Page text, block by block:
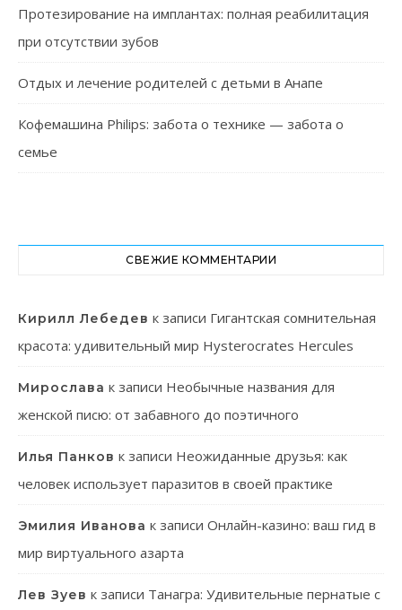
Протезирование на имплантах: полная реабилитация
при отсутствии зубов
Отдых и лечение родителей с детьми в Анапе
Кофемашина Philips: забота о технике — забота о
семье
СВЕЖИЕ КОММЕНТАРИИ
Кирилл Лебедев к записи Гигантская сомнительная
красота: удивительный мир Hysterocrates Hercules
Мирослава к записи Необычные названия для
женской писю: от забавного до поэтичного
Илья Панков к записи Неожиданные друзья: как
человек использует паразитов в своей практике
Эмилия Иванова к записи Онлайн-казино: ваш гид в
мир виртуального азарта
Лев Зуев к записи Танагра: Удивительные пернатые с